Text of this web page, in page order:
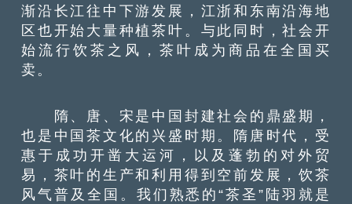
渐沿长江往中下游发展，江浙和东南沿海地
区也开始大量种植茶叶。与此同时，社会开
始流行饮茶之风，茶叶成为商品在全国买
卖。
隋、唐、宋是中国封建社会的鼎盛期，
也是中国茶文化的兴盛时期。隋唐时代，受
惠于成功开凿大运河，以及蓬勃的对外贸
易，茶叶的生产和利用得到空前发展，饮茶
风气普及全国。我们熟悉的“茶圣”陆羽就是